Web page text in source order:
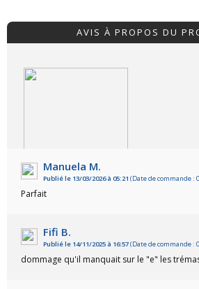
AVIS À PROPOS DU
VOIR L'ATTESTATION
Manuela M.
Publié le 13/03/2026 à 05:21 (Date de commande :
Parfait
Fifi B.
Publié le 14/11/2025 à 16:57(Date de commande :
dommage qu'il manquait sur le "e" les